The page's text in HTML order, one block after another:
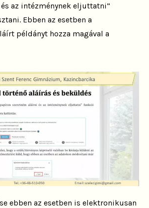
az intézménynek eljuttatni”
Ebben az esetben a
példányt hozza magával a
ebben az esetben is elektronikusan